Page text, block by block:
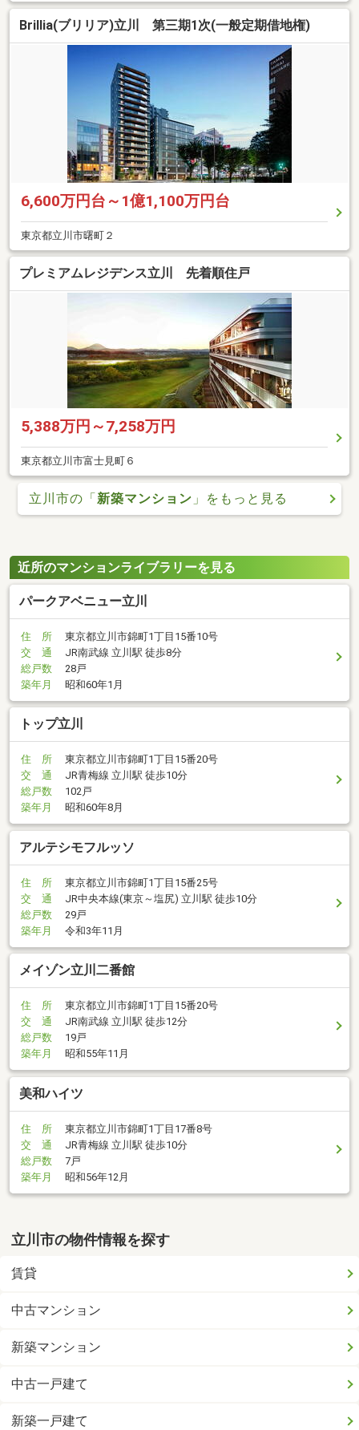
Brillia(ブリリア)立川 第三期1次(一般定期借地権)
6,600万円台～1億1,100万円台
東京都立川市曙町２
プレミアムレジデンス立川 先着順住戸
5,388万円～7,258万円
東京都立川市富士見町６
立川市の「新築マンション 」をもっと見る
近所のマンションライブラリーを見る
パークアベニュー立川
住 所
東京都立川市錦町1丁目15番10号
交 通
JR南武線 立川駅 徒歩8分
総戸数
28戸
築年月
昭和60年1月
トップ立川
住 所
東京都立川市錦町1丁目15番20号
交 通
JR青梅線 立川駅 徒歩10分
総戸数
102戸
築年月
昭和60年8月
アルテシモフルッソ
住 所
東京都立川市錦町1丁目15番25号
交 通
JR中央本線(東京～塩尻) 立川駅 徒歩10分
総戸数
29戸
築年月
令和3年11月
メイゾン立川二番館
住 所
東京都立川市錦町1丁目15番20号
交 通
JR南武線 立川駅 徒歩12分
総戸数
19戸
築年月
昭和55年11月
美和ハイツ
住 所
東京都立川市錦町1丁目17番8号
交 通
JR青梅線 立川駅 徒歩10分
総戸数
7戸
築年月
昭和56年12月
立川市の物件情報を探す
賃貸
中古マンション
新築マンション
中古一戸建て
新築一戸建て